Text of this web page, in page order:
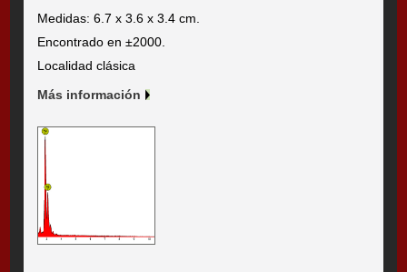
Medidas: 6.7 x 3.6 x 3.4 cm.
Encontrado en ±2000.
Localidad clásica
Más información